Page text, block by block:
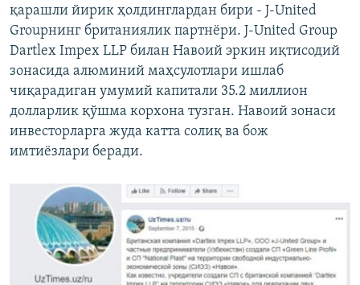
қарашли йирик ҳолдинглардан бири - J-United
Groupнинг британиялик партнëри. J-United Group
Dartlex Impex LLP билан Навоий эркин иқтисодий
зонасида алюминий маҳсулотлари ишлаб
чиқарадиган умумий капитали 35.2 миллион
долларлик қўшма корхона тузган. Навоий зонаси
инвесторларга жуда катта солиқ ва бож
имтиëзлари беради.